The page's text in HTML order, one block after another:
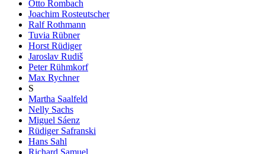
Otto Rombach
Joachim Rosteutscher
Ralf Rothmann
Tuvia Rübner
Horst Rüdiger
Jaroslav Rudiš
Peter Rühmkorf
Max Rychner
S
Martha Saalfeld
Nelly Sachs
Miguel Sáenz
Rüdiger Safranski
Hans Sahl
Richard Samuel